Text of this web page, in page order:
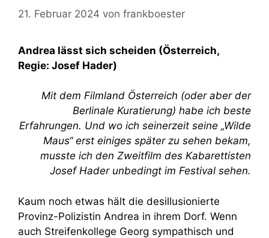
21. Februar 2024 von frankboester
Andrea lässt sich scheiden (Österreich,
Regie: Josef Hader)
Mit dem Filmland Österreich (oder aber der
Berlinale Kuratierung) habe ich beste
Erfahrungen. Und wo ich seinerzeit seine „Wilde
Maus“ erst einiges später zu sehen bekam,
musste ich den Zweitfilm des Kabarettisten
Josef Hader unbedingt im Festival sehen.
Kaum noch etwas hält die desillusionierte
Provinz-Polizistin Andrea in ihrem Dorf. Wenn
auch Streifenkollege Georg sympathisch und